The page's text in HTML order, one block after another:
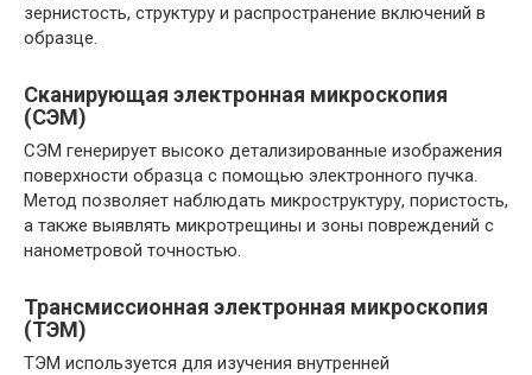
зернистость, структуру и распространение включений в
образце.
Сканирующая электронная микроскопия
(СЭМ)
СЭМ генерирует высоко детализированные изображения
поверхности образца с помощью электронного пучка.
Метод позволяет наблюдать микроструктуру, пористость,
а также выявлять микротрещины и зоны повреждений с
нанометровой точностью.
Трансмиссионная электронная микроскопия
(ТЭМ)
ТЭМ используется для изучения внутренней